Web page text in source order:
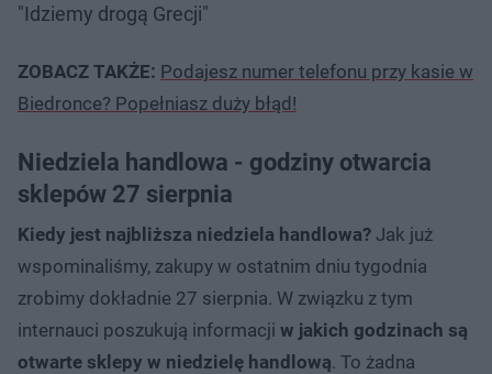
"Idziemy drogą Grecji"
ZOBACZ TAKŻE: Podajesz numer telefonu przy kasie w
Biedronce? Popełniasz duży błąd!
Niedziela handlowa - godziny otwarcia
sklepów 27 sierpnia
Kiedy jest najbliższa niedziela handlowa? Jak już
wspominaliśmy, zakupy w ostatnim dniu tygodnia
zrobimy dokładnie 27 sierpnia. W związku z tym
internauci poszukują informacji w jakich godzinach są
otwarte sklepy w niedzielę handlową. To żadna